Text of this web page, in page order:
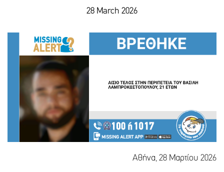
28 March 2026
Αθήνα, 28 Μαρτίου 2026